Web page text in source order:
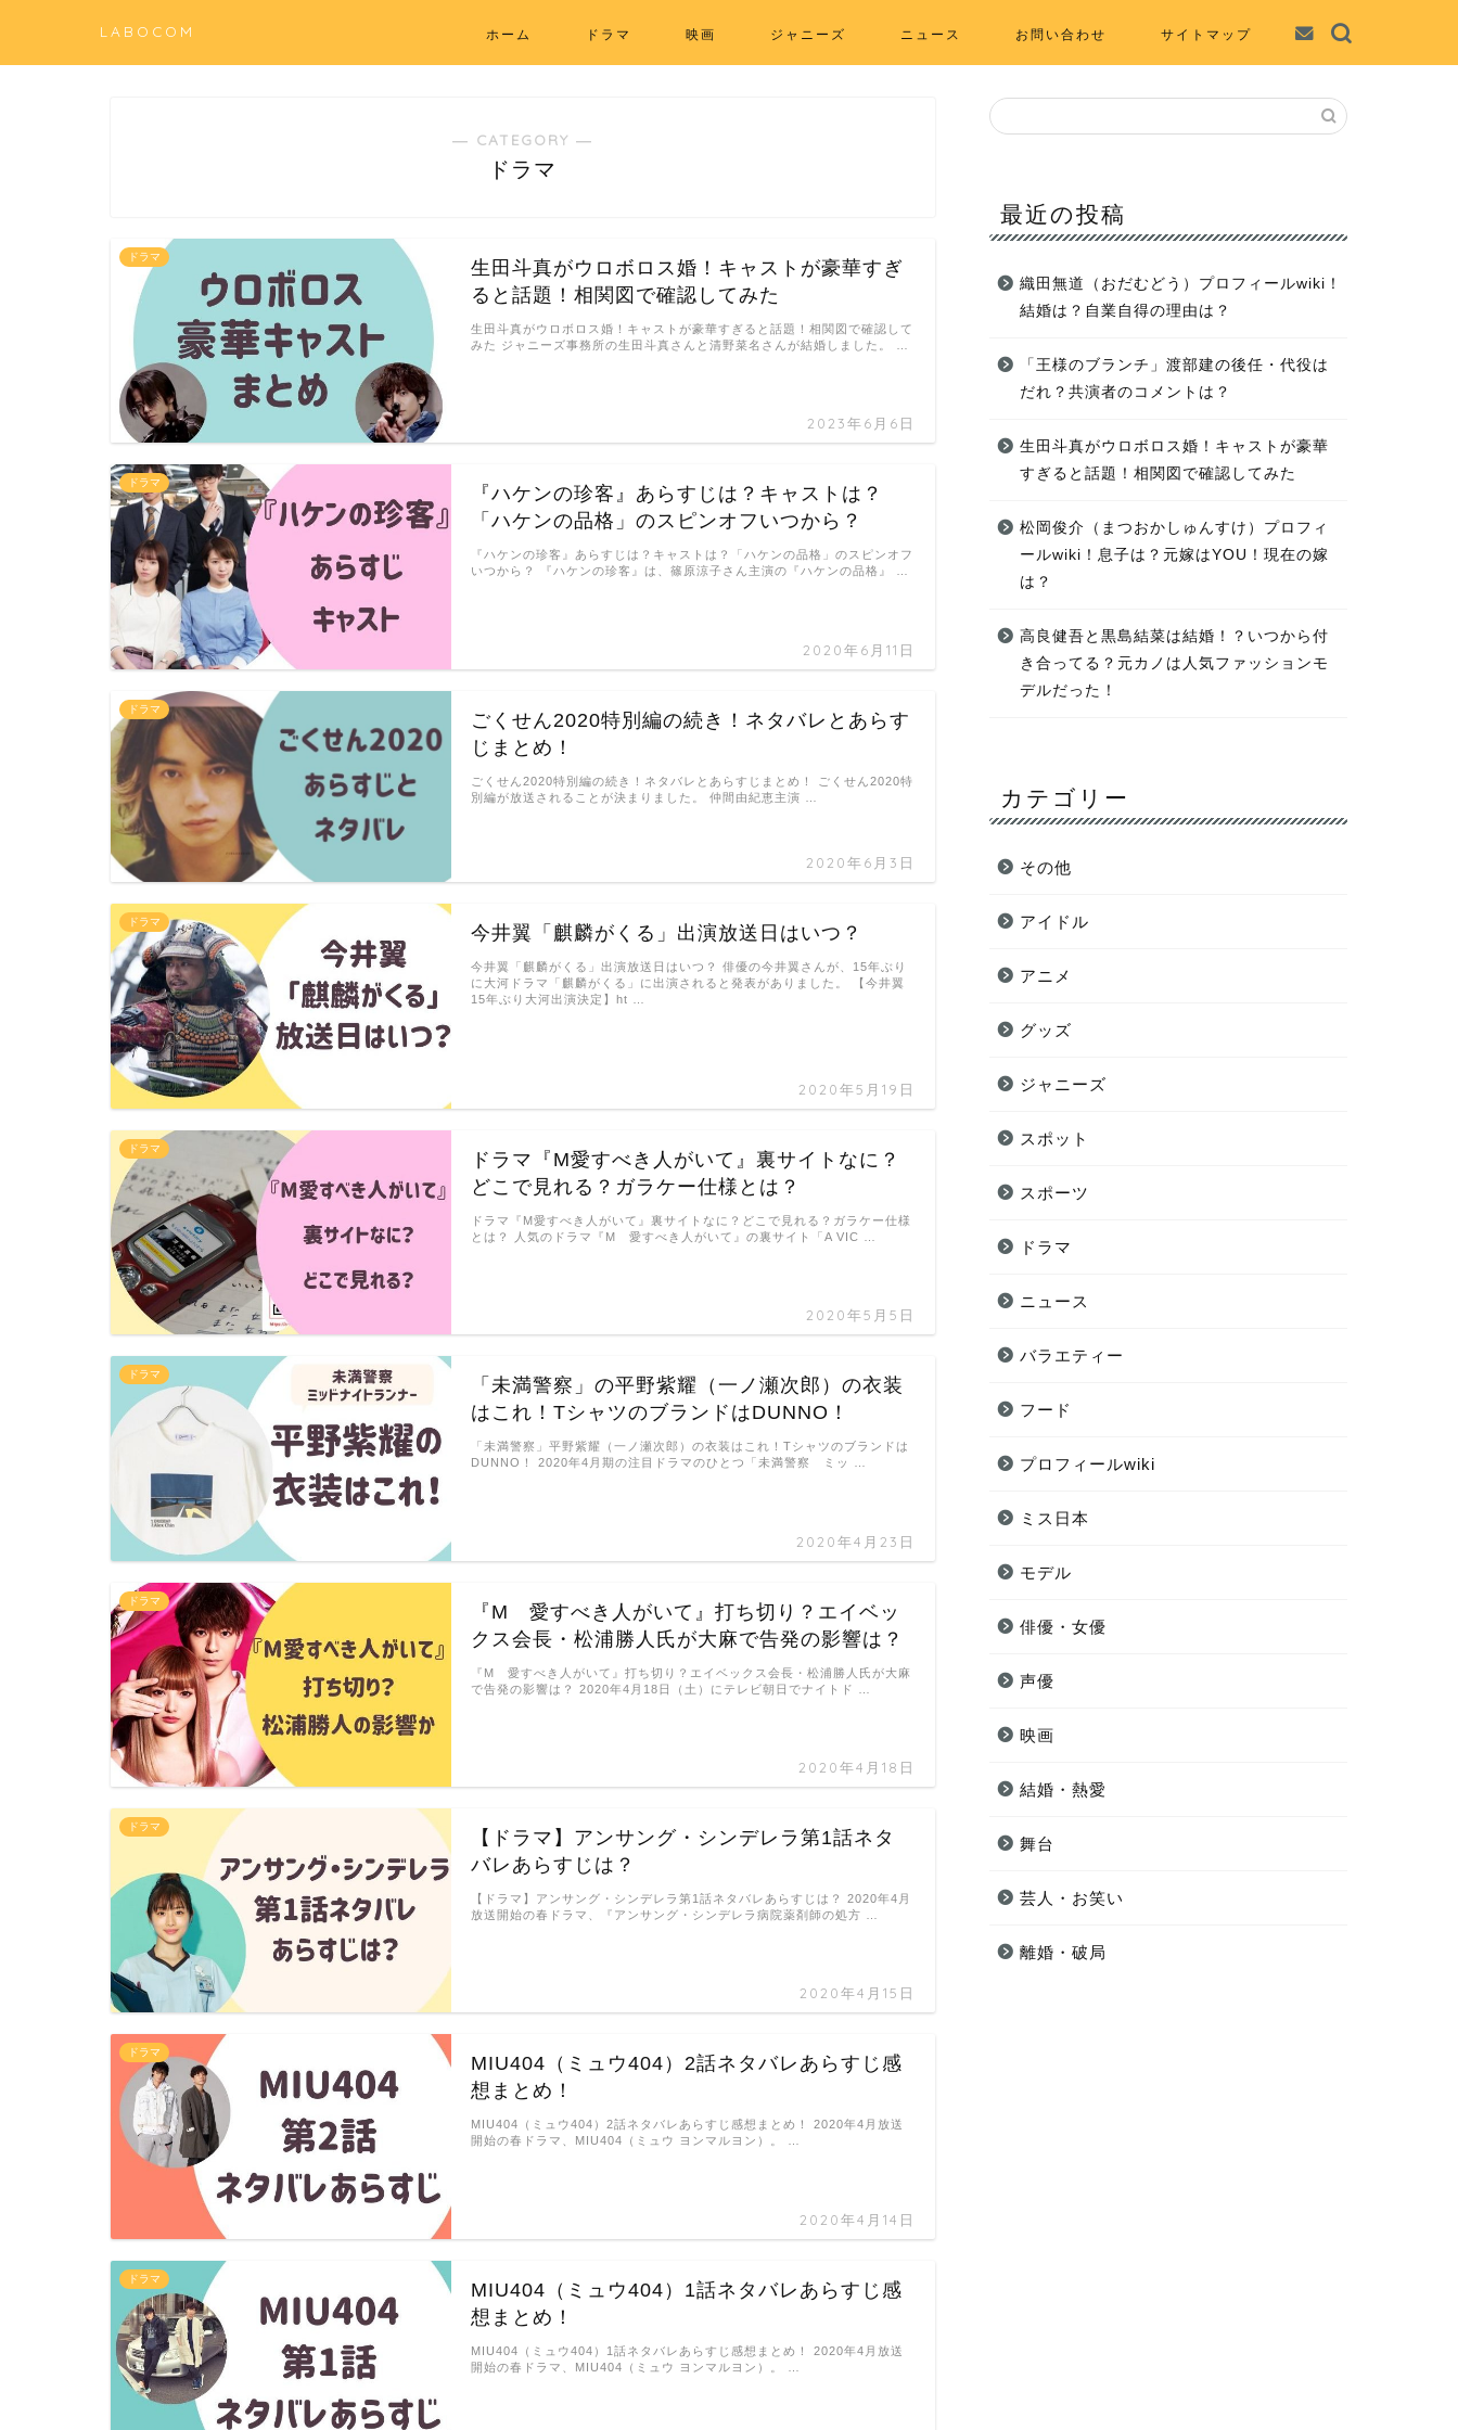
LABOCOM ホーム ドラマ 映画 ジャニーズ ニュース お問い合わせ サイトマップ
― CATEGORY ―
ドラマ
ドラマ
生田斗真がウロボロス婚！キャストが豪華すぎ
ると話題！相関図で確認してみた
2023年6月6日
生田斗真がウロボロス婚！キャストが豪華すぎると話題！相関図で確認して
みた ジャニーズ事務所の生田斗真さんと清野菜名さんが結婚しました。 …
ドラマ
『ハケンの珍客』あらすじは？キャストは？
「ハケンの品格」のスピンオフいつから？
2020年6月11日
『ハケンの珍客』あらすじは？キャストは？「ハケンの品格」のスピンオフ
いつから？ 『ハケンの珍客』は、篠原涼子さん主演の『ハケンの品格』 …
ドラマ
ごくせん2020特別編の続き！ネタバレとあらす
じまとめ！
2020年6月3日
ごくせん2020特別編の続き！ネタバレとあらすじまとめ！ ごくせん2020特
別編が放送されることが決まりました。 仲間由紀恵主演 …
ドラマ
今井翼「麒麟がくる」出演放送日はいつ？
2020年5月19日
今井翼「麒麟がくる」出演放送日はいつ？ 俳優の今井翼さんが、15年ぶり
に大河ドラマ「麒麟がくる」に出演されると発表がありました。 【今井翼
15年ぶり大河出演決定】ht …
ドラマ
ドラマ『M愛すべき人がいて』裏サイトなに？
どこで見れる？ガラケー仕様とは？
2020年5月5日
ドラマ『M愛すべき人がいて』裏サイトなに？どこで見れる？ガラケー仕様
とは？ 人気のドラマ『M 愛すべき人がいて』の裏サイト「A VIC …
ドラマ
「未満警察」の平野紫耀（一ノ瀬次郎）の衣装
はこれ！TシャツのブランドはDUNNO！
2020年4月23日
「未満警察」平野紫耀（一ノ瀬次郎）の衣装はこれ！Tシャツのブランドは
DUNNO！ 2020年4月期の注目ドラマのひとつ「未満警察 ミッ …
ドラマ
『M 愛すべき人がいて』打ち切り？エイベッ
クス会長・松浦勝人氏が大麻で告発の影響は？
2020年4月18日
『M 愛すべき人がいて』打ち切り？エイベックス会長・松浦勝人氏が大麻
で告発の影響は？ 2020年4月18日（土）にテレビ朝日でナイトド …
ドラマ
【ドラマ】アンサング・シンデレラ第1話ネタ
バレあらすじは？
2020年4月15日
【ドラマ】アンサング・シンデレラ第1話ネタバレあらすじは？ 2020年4月
放送開始の春ドラマ、『アンサング・シンデレラ病院薬剤師の処方 …
ドラマ
MIU404（ミュウ404）2話ネタバレあらすじ感
想まとめ！
2020年4月14日
MIU404（ミュウ404）2話ネタバレあらすじ感想まとめ！ 2020年4月放送
開始の春ドラマ、MIU404（ミュウ ヨンマルヨン）。 …
ドラマ
MIU404（ミュウ404）1話ネタバレあらすじ感
想まとめ！
MIU404（ミュウ404）1話ネタバレあらすじ感想まとめ！ 2020年4月放送
開始の春ドラマ、MIU404（ミュウ ヨンマルヨン）。 …
最近の投稿
織田無道（おだむどう）プロフィールwiki！
結婚は？自業自得の理由は？
「王様のブランチ」渡部建の後任・代役は
だれ？共演者のコメントは？
生田斗真がウロボロス婚！キャストが豪華
すぎると話題！相関図で確認してみた
松岡俊介（まつおかしゅんすけ）プロフィ
ールwiki！息子は？元嫁はYOU！現在の嫁
は？
高良健吾と黒島結菜は結婚！？いつから付
き合ってる？元カノは人気ファッションモ
デルだった！
カテゴリー
その他
アイドル
アニメ
グッズ
ジャニーズ
スポット
スポーツ
ドラマ
ニュース
バラエティー
フード
プロフィールwiki
ミス日本
モデル
俳優・女優
声優
映画
結婚・熱愛
舞台
芸人・お笑い
離婚・破局